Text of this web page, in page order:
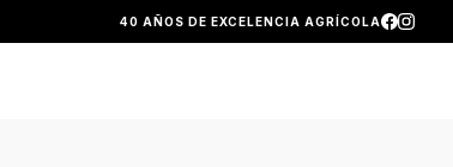
40 AÑOS DE EXCELENCIA AGRÍCOLA